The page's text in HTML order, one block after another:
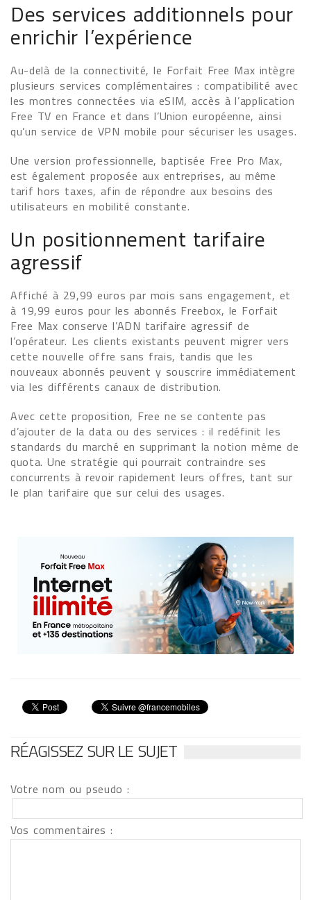
Des services additionnels pour
enrichir l’expérience
Au-delà de la connectivité, le Forfait Free Max intègre
plusieurs services complémentaires : compatibilité avec
les montres connectées via eSIM, accès à l’application
Free TV en France et dans l’Union européenne, ainsi
qu’un service de VPN mobile pour sécuriser les usages.
Une version professionnelle, baptisée Free Pro Max,
est également proposée aux entreprises, au même
tarif hors taxes, afin de répondre aux besoins des
utilisateurs en mobilité constante.
Un positionnement tarifaire
agressif
Affiché à 29,99 euros par mois sans engagement, et
à 19,99 euros pour les abonnés Freebox, le Forfait
Free Max conserve l’ADN tarifaire agressif de
l’opérateur. Les clients existants peuvent migrer vers
cette nouvelle offre sans frais, tandis que les
nouveaux abonnés peuvent y souscrire immédiatement
via les différents canaux de distribution.
Avec cette proposition, Free ne se contente pas
d’ajouter de la data ou des services : il redéfinit les
standards du marché en supprimant la notion même de
quota. Une stratégie qui pourrait contraindre ses
concurrents à revoir rapidement leurs offres, tant sur
le plan tarifaire que sur celui des usages.
RÉAGISSEZ SUR LE SUJET
Votre nom ou pseudo :
Vos commentaires :